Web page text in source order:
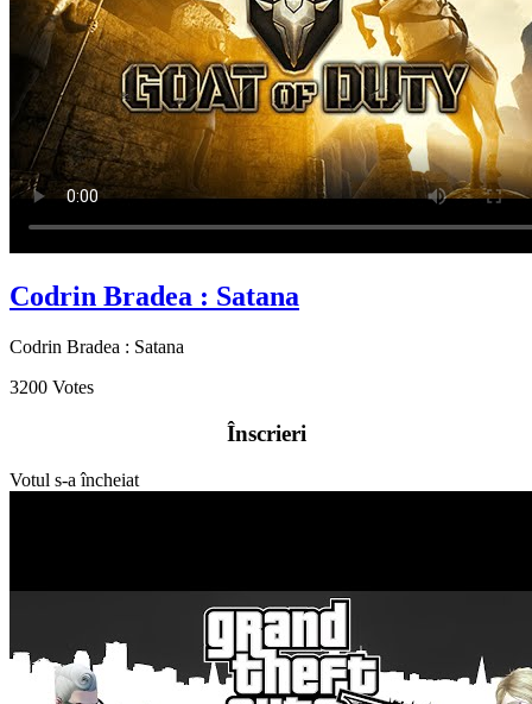
Codrin Bradea : Satana
Codrin Bradea : Satana
3200 Votes
Înscrieri
Votul s-a încheiat